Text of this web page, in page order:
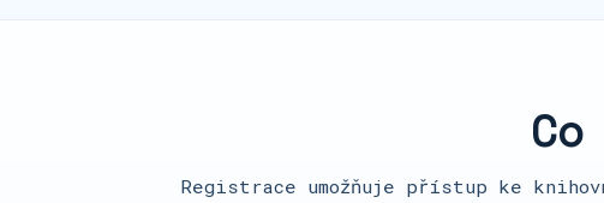
Registrace umožňuje přístup ke